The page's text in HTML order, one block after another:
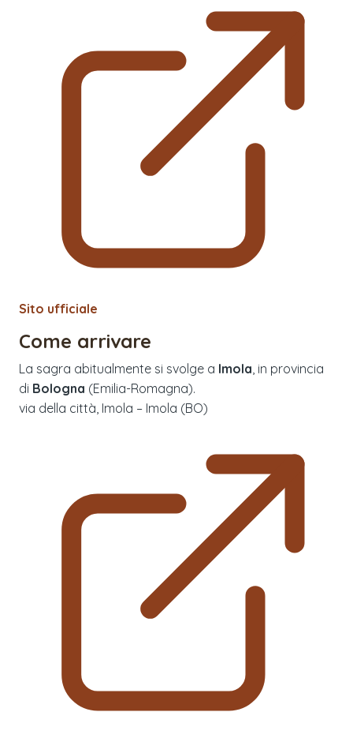
Sito ufficiale
Come arrivare
La sagra abitualmente si svolge a Imola , in provincia
di Bologna (Emilia-Romagna).
via della città, Imola – Imola (BO)